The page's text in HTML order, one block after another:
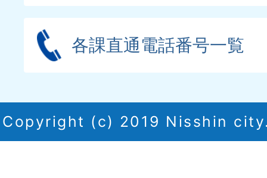
各課直通電話番号一覧
Copyright (c) 2019 Nisshin